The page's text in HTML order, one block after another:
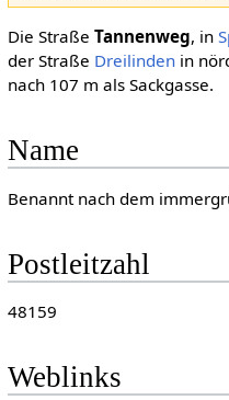
Die Straße Tannenweg, in
der Straße Dreilindenin
nach 107 m als Sackgasse.
Name
Benannt nach dem
Postleitzahl
48159
Weblinks